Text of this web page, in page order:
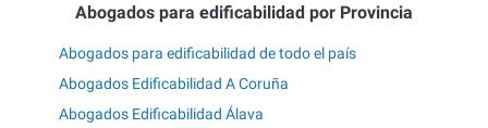
Abogados para edificabilidad por Provincia
Abogados para edificabilidad de todo el país
Abogados Edificabilidad A Coruña
Abogados Edificabilidad Álava